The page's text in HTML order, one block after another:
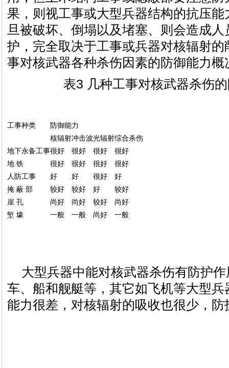
果，则视工事或大型兵器结构的抗压
旦被破坏、倒塌以及堵塞、则会造成
护，完全取决于工事或兵器对核辐射
事对核武器各种杀伤因素的防御能力概
表3 几种工事对核武器杀伤
工事种类
防御能力
核辐射冲击波光辐射综合杀伤
地下永备工事
地 铁
人防工事
掩 蔽 部
崖 孔
堑 壕
很好
很好
好
较好
尚好
一般
很好
很好
好
较好
尚好
一般
很好
很好
很好
好
较好
尚好
很好
很好
好
较好
尚好
一般
大型兵器中能对核武器杀伤有防护
车、船和舰艇等，其它如飞机等大型
能力很差，对核辐射的吸收也很少，防